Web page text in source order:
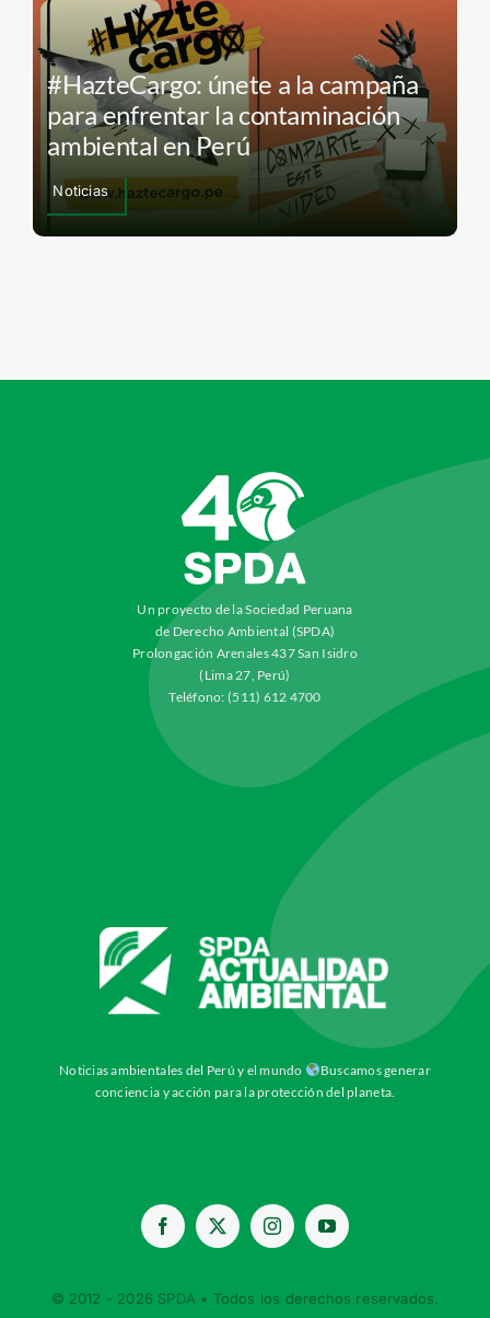
#HazteCargo: únete a la campaña
para enfrentar la contaminación
ambiental en Perú
Noticias
Un proyecto de la Sociedad Peruana
de Derecho Ambiental (SPDA)
Prolongación Arenales 437 San Isidro
(Lima 27, Perú)
Teléfono: (511) 612 4700
Noticias ambientales del Perú y el mundo
Buscamos generar
conciencia y acción para la protección del planeta.
© 2012 - 2026 SPDA • Todos los derechos reservados.